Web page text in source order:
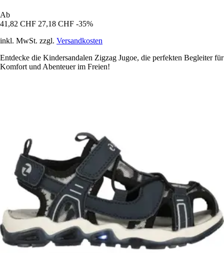
Ab
41,82 CHF 27,18 CHF -35%
inkl. MwSt. zzgl. Versandkosten
Entdecke die Kindersandalen Zigzag Jugoe, die perfekten Begleiter für
Komfort und Abenteuer im Freien!